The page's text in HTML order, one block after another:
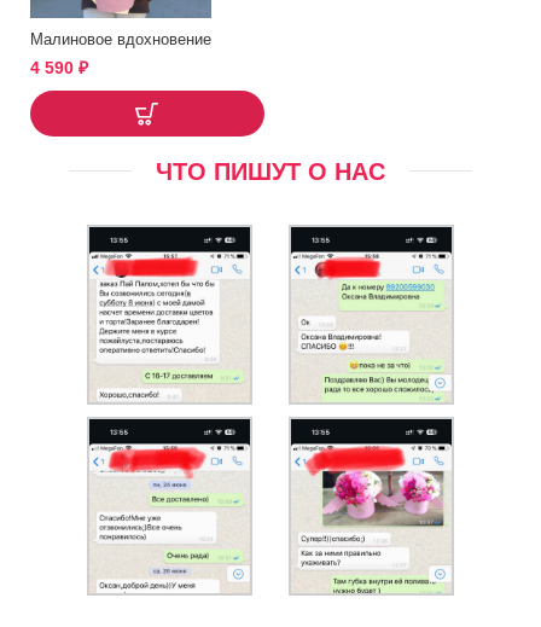
Малиновое вдохновение
4 590 ₽
ЧТО ПИШУТ О НАС